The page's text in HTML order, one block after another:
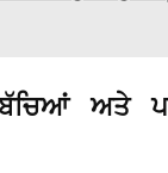
ਅਤੇ